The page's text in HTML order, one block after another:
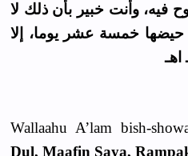
ﻓﻴﻪ، ﻭﺃﻧﺖ ﺧﺒﻴﺮ ﺑﺄﻥ ﺫﻟﻚ ﻻ
ﺣﻴﻀﻬﺎ ﺧﻤﺴﺔ ﻋﺸﺮ ﻳﻮﻣﺎ، ﺇﻻ
اهـ
Wallaahu A’lam bish-
Dul, Maafin Saya,